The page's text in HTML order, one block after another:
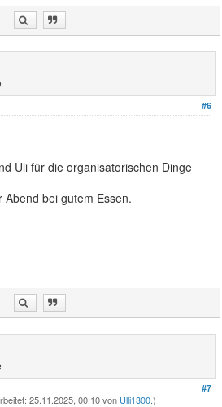
#6
Uli für die organisatorischen Dinge
bei gutem Essen.
#7
25.11.2025, 00:10 von Ulli1300.)